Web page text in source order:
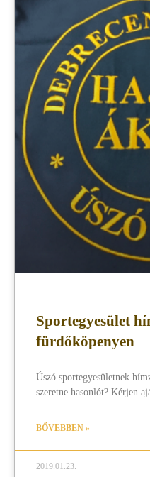
Sportegyesület
fürdőköpenyen
Úszó sportegyesületnek
szeretne hasonlót? Kérjen
BŐVEBBEN »
2019.01.23.